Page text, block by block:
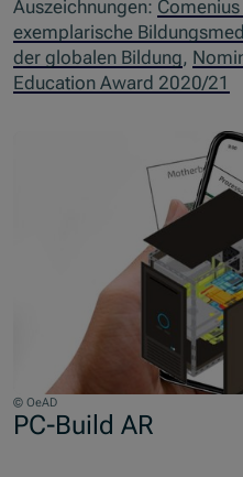
Auszeichnungen:
exemplarische
der globalen Bildung,
Education Award 2020/21
© OeAD
PC-Build AR